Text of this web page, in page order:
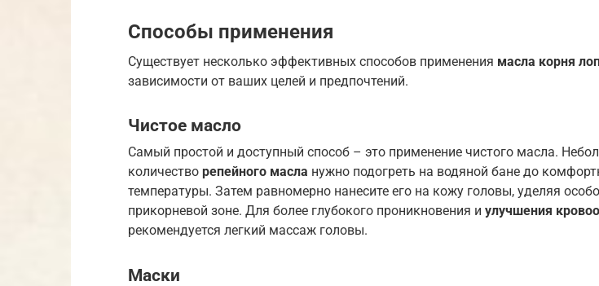
Способы применения
Существует несколько эффективных способов применения масла корня
зависимости от ваших целей и предпочтений.
Чистое масло
Самый простой и доступный способ – это применение чистого масла.
количество репейного масла нужно подогреть на водяной бане до
температуры. Затем равномерно нанесите его на кожу головы, уделяя
прикорневой зоне. Для более глубокого проникновения и улучшения
рекомендуется легкий массаж головы.
Маски